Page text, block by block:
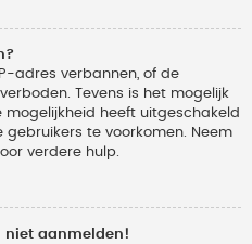
adres verbannen, of de
Tevens is het mogelijk
heeft uitgeschakeld
te voorkomen. Neem
verdere hulp.
niet aanmelden!